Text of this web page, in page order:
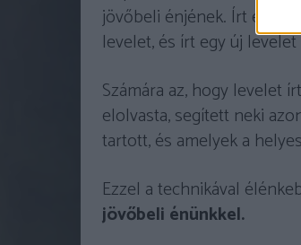
jövőbeli énjének. Írt egy
levelet, és írt egy új
Számára az, hogy levelet
elolvasta, segített neki
tartott, és amelyek a
Ezzel a technikával
jövőbeli énünkkel.